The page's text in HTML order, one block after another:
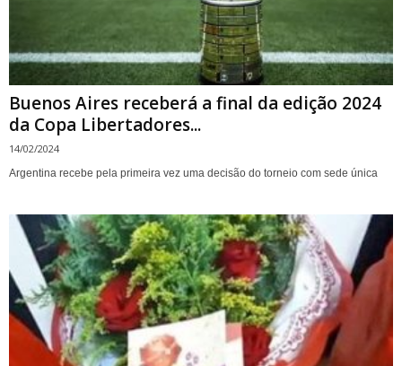
Buenos Aires receberá a final da edição 2024
da Copa Libertadores...
14/02/2024
Argentina recebe pela primeira vez uma decisão do torneio com sede única